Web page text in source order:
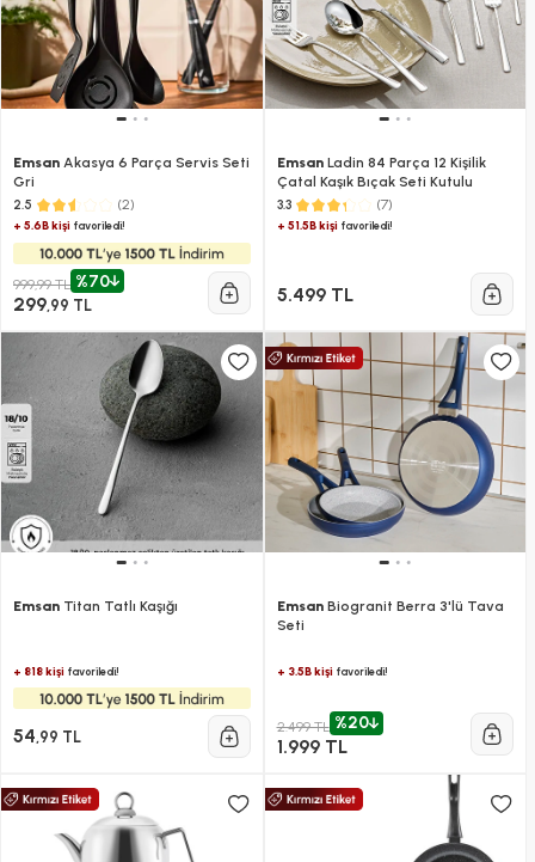
Emsan Akasya 6 Parça Servis Seti
Gri
2.5 (2)
+ 5.6B kişi favoriledi!
999,99 TL %70
299,99 TL
EmsanLadin 84 Parça 12 Kişilik
Çatal Kaşık Bıçak Seti Kutulu
3.3 (7)
+ 51.5B kişifavoriledi!
5.499 TL
Emsan Titan Tatlı Kaşığı
+ 818 kişi favoriledi!
54,99 TL
EmsanBiogranit Berra 3'lü Tava
Seti
+ 3.5B kişifavoriledi!
2.499 TL %20
1.999 TL